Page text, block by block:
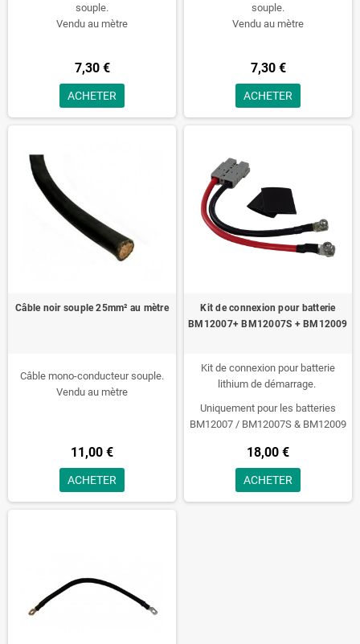
souple.
Vendu au mètre
7,30 €
ACHETER
souple.
Vendu au mètre
7,30 €
ACHETER
Câble noir souple 25mm² au mètre
Câble mono-conducteur souple.
Vendu au mètre
11,00 €
ACHETER
Kit de connexion pour batterie
BM12007+ BM12007S + BM12009
Kit de connexion pour batterie
lithium de démarrage.
Uniquement pour les batteries
BM12007 / BM12007S & BM12009
Poids : 120g
18,00 €
ACHETER